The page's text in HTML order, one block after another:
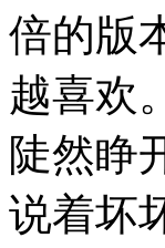
倍的版
越喜欢
陡然睁
说着坏